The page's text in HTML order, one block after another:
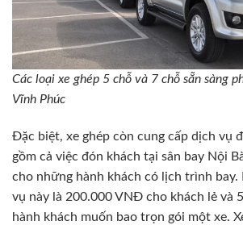
Các loại xe ghép 5 chỗ và 7 chỗ sẵn sàng
Vĩnh Phúc
Đặc biệt, xe ghép còn cung cấp dịch vụ
gồm cả việc đón khách tại sân bay Nội
cho những hành khách có lịch trình bay.
vụ này là 200.000 VNĐ cho khách lẻ và
hành khách muốn bao trọn gói một xe.